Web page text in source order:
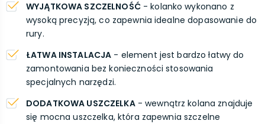
WYJĄTKOWA SZCZELNOŚĆ- kolanko wykonano z
wysoką precyzją, co zapewnia idealne dopasowanie do
rury.
ŁATWA INSTALACJA - element jest bardzo łatwy do
zamontowania bez konieczności stosowania
specjalnych narzędzi.
DODATKOWA USZCZELKA- wewnątrz kolana znajduje
się mocna uszczelka, która zapewnia szczelne